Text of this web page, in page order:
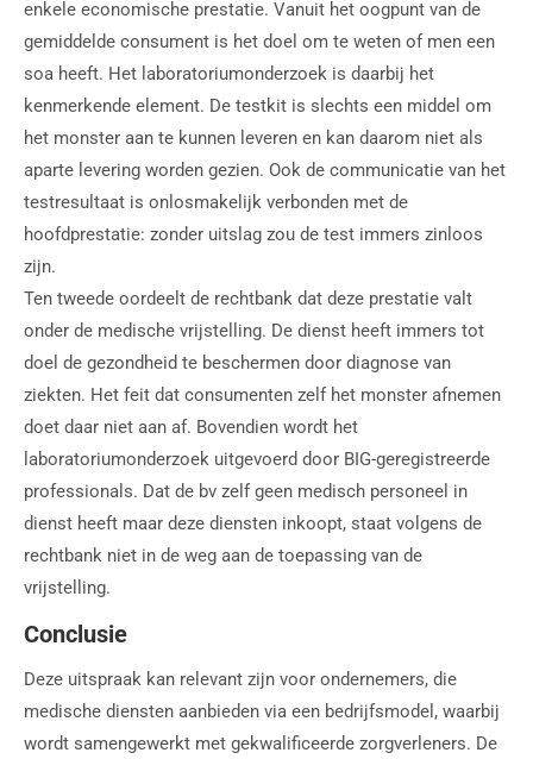
enkele economische prestatie. Vanuit het oogpunt van de
gemiddelde consument is het doel om te weten of men een
soa heeft. Het laboratoriumonderzoek is daarbij het
kenmerkende element. De testkit is slechts een middel om
het monster aan te kunnen leveren en kan daarom niet als
aparte levering worden gezien. Ook de communicatie van het
testresultaat is onlosmakelijk verbonden met de
hoofdprestatie: zonder uitslag zou de test immers zinloos
zijn.
Ten tweede oordeelt de rechtbank dat deze prestatie valt
onder de medische vrijstelling. De dienst heeft immers tot
doel de gezondheid te beschermen door diagnose van
ziekten. Het feit dat consumenten zelf het monster afnemen
doet daar niet aan af. Bovendien wordt het
laboratoriumonderzoek uitgevoerd door BIG-geregistreerde
professionals. Dat de bv zelf geen medisch personeel in
dienst heeft maar deze diensten inkoopt, staat volgens de
rechtbank niet in de weg aan de toepassing van de
vrijstelling.
Conclusie
Deze uitspraak kan relevant zijn voor ondernemers, die
medische diensten aanbieden via een bedrijfsmodel, waarbij
wordt samengewerkt met gekwalificeerde zorgverleners. De